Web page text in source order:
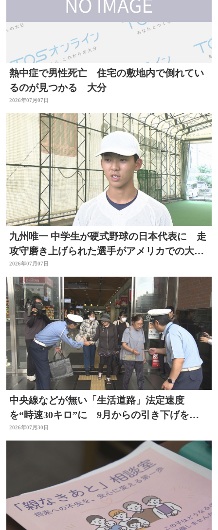
熱中症で男性死亡 住宅の敷地内で倒れてい
るのが見つかる 大分
2026年07月07日
九州唯一 中学生が硬式野球の日本代表に 走
攻守磨き上げられた選手がアメリカでの大会
出場へ 大分
2026年07月07日
中央線などが無い「生活道路」法定速度
を“時速30キロ”に 9月からの引き下げを前
に警察官が街頭啓発
2026年07月30日